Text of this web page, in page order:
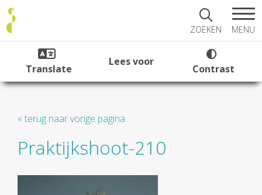
ZOEKEN MENU
Translate
Lees voor
Contrast
« terug naar vorige pagina
Praktijkshoot-210